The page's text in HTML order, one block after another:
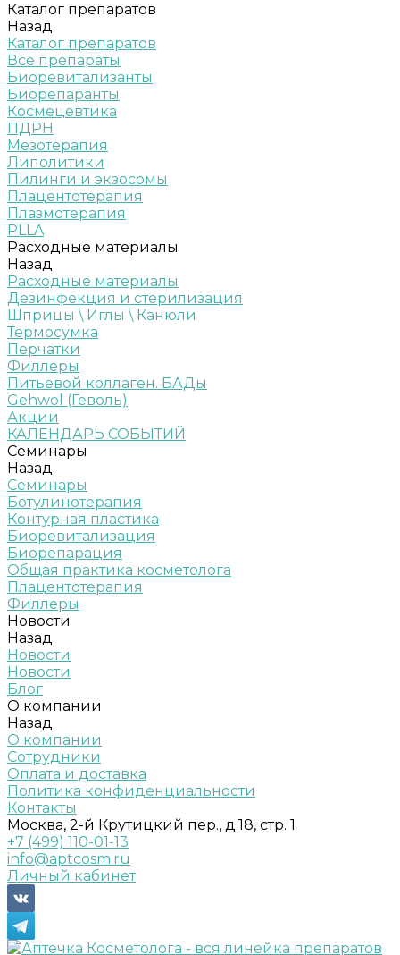
Каталог препаратов
Назад
Каталог препаратов
Все препараты
Биоревитализанты
Биорепаранты
Космецевтика
ПДРН
Мезотерапия
Липолитики
Пилинги и экзосомы
Плацентотерапия
Плазмотерапия
PLLA
Расходные материалы
Назад
Расходные материалы
Дезинфекция и стерилизация
Шприцы \ Иглы \ Канюли
Термосумка
Перчатки
Филлеры
Питьевой коллаген. БАДы
Gehwol (Геволь)
Акции
КАЛЕНДАРЬ СОБЫТИЙ
Семинары
Назад
Семинары
Ботулинотерапия
Контурная пластика
Биоревитализация
Биорепарация
Общая практика косметолога
Плацентотерапия
Филлеры
Новости
Назад
Новости
Новости
Блог
О компании
Назад
О компании
Сотрудники
Оплата и доставка
Политика конфиденциальности
Контакты
Москва, 2-й Крутицкий пер., д.18, стр. 1
+7 (499) 110-01-13
info@aptcosm.ru
Личный кабинет